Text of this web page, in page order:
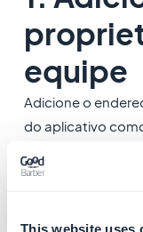
This website uses
equipe
Adicione o
do aplicativo
Se o ID da conta